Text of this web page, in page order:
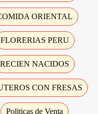
ORIENTAL
FLORERIAS PERU
RECIEN NACIDOS
CON FRESAS
Politicas de Venta